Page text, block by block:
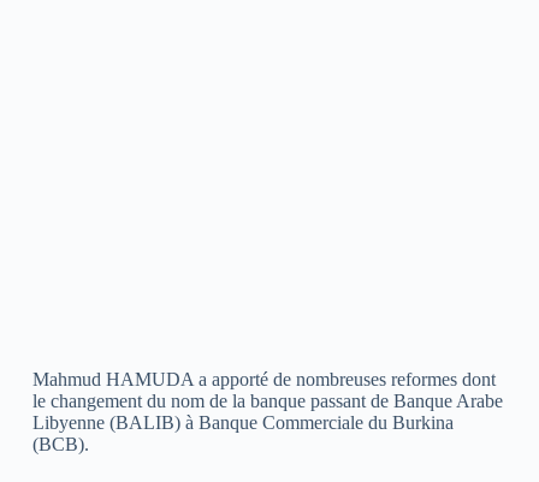
Mahmud HAMUDA a apporté de nombreuses reformes dont
le changement du nom de la banque passant de Banque Arabe
Libyenne (BALIB) à Banque Commerciale du Burkina
(BCB).